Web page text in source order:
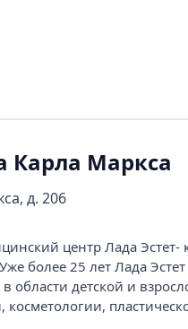
Карла Маркса
д. 206
центр Лада Эстет-
более 25 лет Лада
детской и